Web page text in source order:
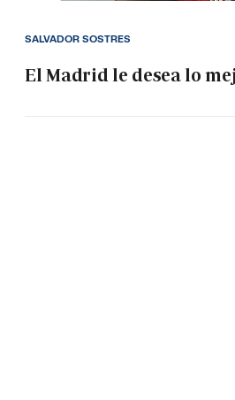
El Madrid le desea lo
SALVADOR SOSTRES